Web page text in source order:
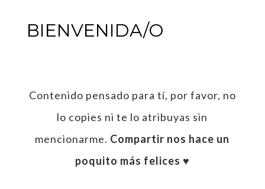
BIENVENIDA/O
Contenido pensado para tí, por favor, no
lo copies ni te lo atribuyas sin
mencionarme. Compartir nos hace un
poquito más felices ♥︎